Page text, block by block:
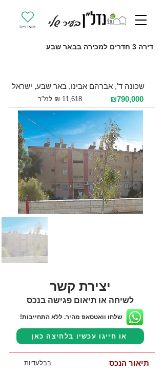
מועדפים
דירה 3 חדרים למכירה בבאר שבע
שכונה ד', אברהם אבינו, באר שבע, ישראל
₪790,000
יצירת קשר
לשיחה או תיאום פגישה בנכס
שלחו וואטסאפ מהיר. ללא התחייבות!
או חייגו עכשיו בלחיצה כאן
בבלעדיות תיאור הנכס